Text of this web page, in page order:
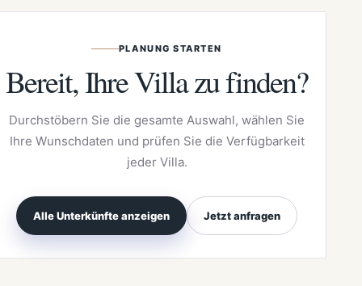
PLANUNG STARTEN
Bereit, Ihre Villa zu finden?
Durchstöbern Sie die gesamte Auswahl, wählen Sie
Ihre Wunschdaten und prüfen Sie die Verfügbarkeit
jeder Villa.
Alle Unterkünfte anzeigen Jetzt anfragen